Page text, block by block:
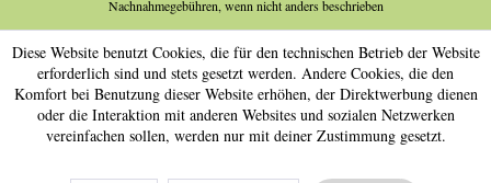
Nachnahmegebühren, wenn nicht anders beschrieben
Diese Website benutzt Cookies, die für den technischen Betrieb der Website
erforderlich sind und stets gesetzt werden. Andere Cookies, die den
Komfort bei Benutzung dieser Website erhöhen, der Direktwerbung dienen
oder die Interaktion mit anderen Websites und sozialen Netzwerken
vereinfachen sollen, werden nur mit deiner Zustimmung gesetzt.